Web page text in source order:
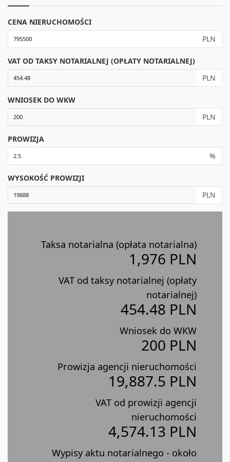
CENA NIERUCHOMOŚCI
PLN
VAT OD TAKSY NOTARIALNEJ (OPŁATY NOTARIALNEJ)
PLN
WNIOSEK DO WKW
PLN
PROWIZJA
%
WYSOKOŚĆ PROWIZJI
PLN
Taksa notarialna (opłata notarialna)
1,976 PLN
VAT od taksy notarialnej (opłaty
notarialnej)
454.48 PLN
Wniosek do WKW
200 PLN
Prowizja agencji nieruchomości
19,887.5 PLN
VAT od prowizji agencji
nieruchomości
4,574.13 PLN
Wypisy aktu notarialnego - około